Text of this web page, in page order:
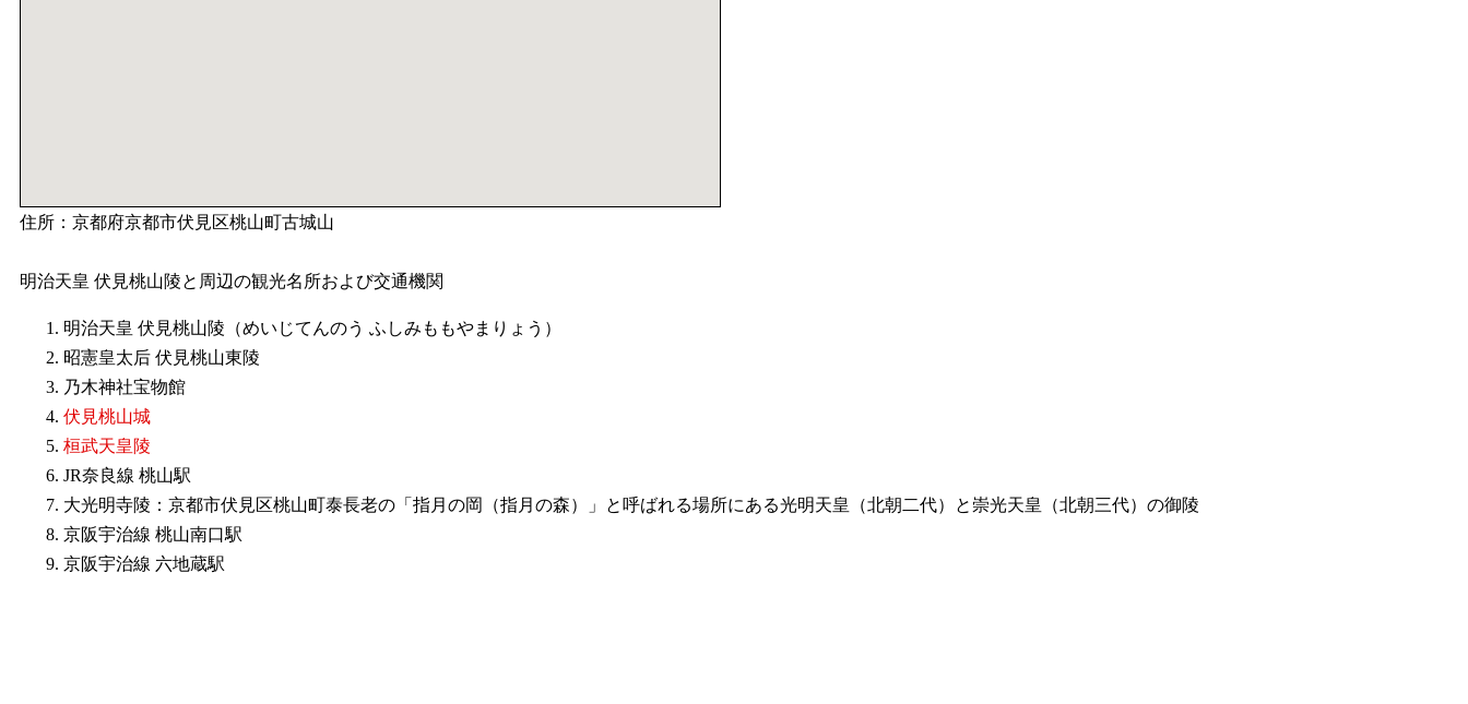
住所：京都府京都市伏見区桃山町古城山
明治天皇 伏見桃山陵と周辺の観光名所および交通機関
明治天皇 伏見桃山陵（めいじてんのう ふしみももやまりょう）
昭憲皇太后 伏見桃山東陵
乃木神社宝物館
伏見桃山城
桓武天皇陵
JR奈良線 桃山駅
大光明寺陵：京都市伏見区桃山町泰長老の「指月の岡（指月の森）」と呼ばれる場所にある光明天皇（北朝二代）と崇光天皇（北朝三代）の御陵
京阪宇治線 桃山南口駅
京阪宇治線 六地蔵駅